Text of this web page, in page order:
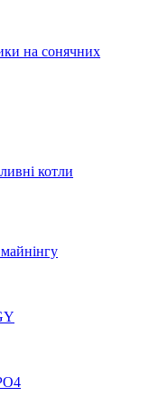
на сонячних
котли